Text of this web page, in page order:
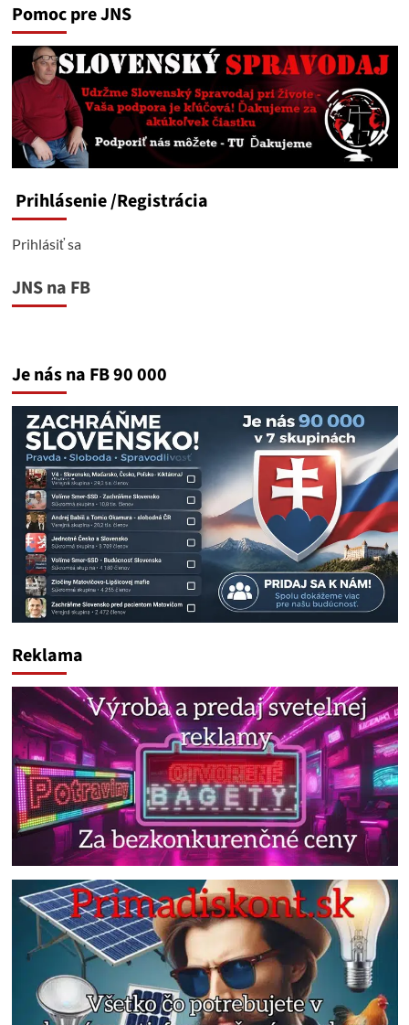
Dana
Moskvu
nepoletí,
výrobca
je
vyšetrovaný
pre
rozsiahlu
Pomoc pre JNS
Prihlásenie/Registrácia
Prihlásiť sa
JNS na FB
Je nás na FB 90 000
Reklama